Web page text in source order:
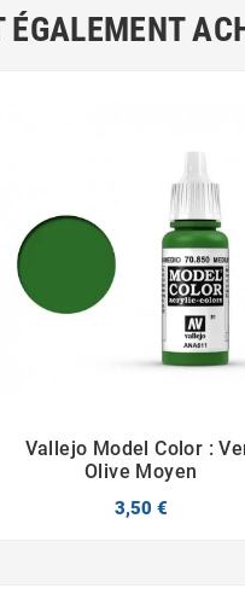
ÉGALEMENT
 
Vallejo Model Color :
Olive Moyen
3,50 €